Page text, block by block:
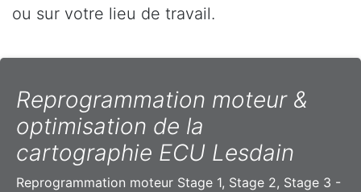
ou sur votre lieu de travail.
Reprogrammation moteur &
optimisation de la
cartographie ECU Lesdain
Reprogrammation moteur Stage 1, Stage 2, Stage 3 -